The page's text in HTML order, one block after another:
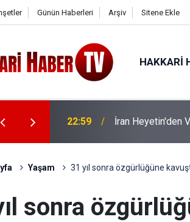
Günün Haberleri Arşiv Sitene Ekle
HAKKARI
22:53 İran Sınırında 7
Yaşam 31 yıl sonra özgürlüğüne
sonra